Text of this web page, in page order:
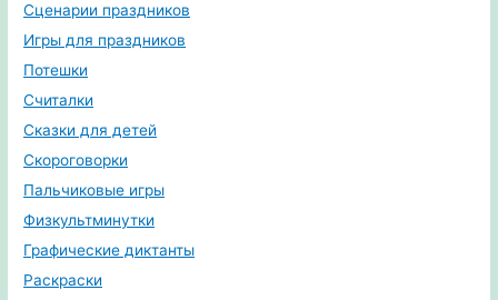
Сценарии праздников
Игры для праздников
Потешки
Считалки
Сказки для детей
Скороговорки
Пальчиковые игры
Физкультминутки
Графические диктанты
Раскраски